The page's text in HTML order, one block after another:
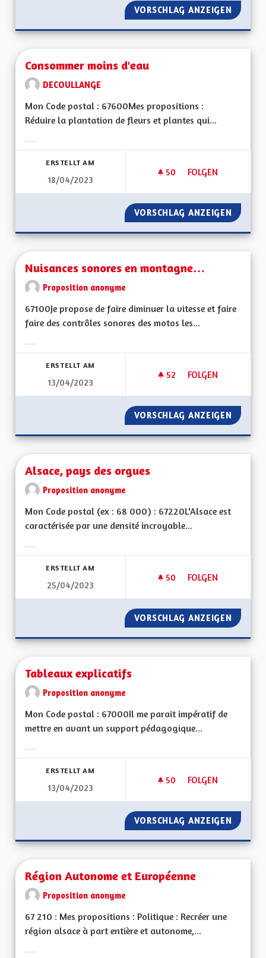
VORSCHLAG ANZEIGEN EN
Consommer moins d'eau
DECOULLANGE
Mon Code postal : 67600Mes propositions :
Réduire la plantation de fleurs et plantes qui...
ERSTELLT AM
18/04/2023
50 50 FOLLOWER
FOLGEN
CONSOMMER
VORSCHLAG ANZEIGEN
Nuisances sonores en montagne…
Proposition anonyme
67100Je propose de faire diminuer la vitesse et faire
faire des contrôles sonores des motos les...
ERSTELLT AM
13/04/2023
52 52 FOLLOWER
FOLGEN
NUISANCES
VORSCHLAG ANZEIGEN
Alsace, pays des orgues
Proposition anonyme
Mon Code postal (ex : 68 000) : 67220L'Alsace est
caractérisée par une densité incroyable...
ERSTELLT AM
25/04/2023
50 50 FOLLOWER
FOLGEN
ALSACE, PAYS DES
VORSCHLAG ANZEIGEN
Tableaux explicatifs
Proposition anonyme
Mon Code postal : 67000Il me parait impératif de
mettre en avant un support pédagogique...
ERSTELLT AM
13/04/2023
50 50 FOLLOWER
FOLGEN
TABLEAUX
VORSCHLAG ANZEIGEN
Région Autonome et Européenne
Proposition anonyme
67 210 : Mes propositions : Politique : Recréer une
région alsace à part entière et autonome,...